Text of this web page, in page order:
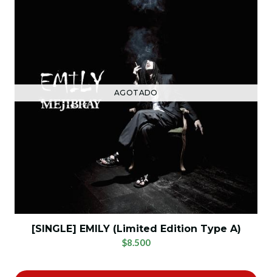
AGOTADO
[SINGLE] EMILY (Limited Edition Type A)
$8.500